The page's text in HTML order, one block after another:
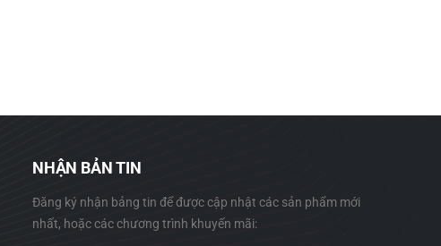
NHẬN BẢN TIN
Đăng ký nhận bảng tin để được cập nhật các sản phẩm mới
nhất, hoặc các chương trình khuyến mãi: